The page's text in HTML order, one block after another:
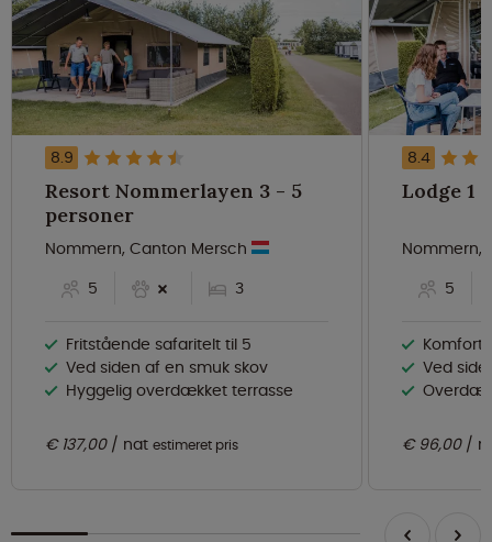
8.9
Resort Nommerlayen 3 - 5
personer
Nommern, Canton Mersch
5
3
Fritstående safaritelt til 5
Ved siden af en smuk skov
Hyggelig overdækket terrasse
€ 137,00 nat estimeret pris
8.4
Nommern,
5
Ved
€ 96,00